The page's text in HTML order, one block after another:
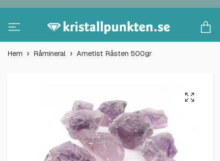
Hem Råmineral Ametist Råsten 500gr